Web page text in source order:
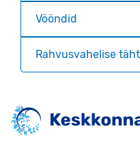
Vööndid
Rahvusvahelise